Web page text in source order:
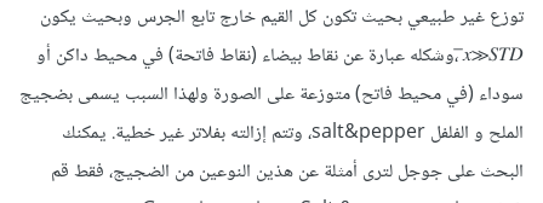
توزع غير طبيعي بحيث تكون كل القيم خارج تابع الجرس وبحيث يكون
𝑥̅≫𝑆𝑇𝐷 ،وشكله عبارة عن نقاط بيضاء (نقاط فاتحة) في محيط داكن أو
سوداء (في محيط فاتح) متوزعة على الصورة ولهذا السبب يسمى بضجيج
الملح و الفلفل salt&pepper، وتتم إزالته بفلاتر غير خطية. يمكنك
البحث على جوجل لترى أمثلة عن هذين النوعين من الضجيج، فقط قم